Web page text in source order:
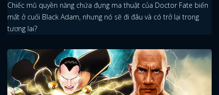
Chiếc mũ quyền năng chứa đựng ma thuật của Doctor Fate biến
mất ở cuối Black Adam, nhưng nó sẽ đi đâu và có trở lại trong
tương lai?